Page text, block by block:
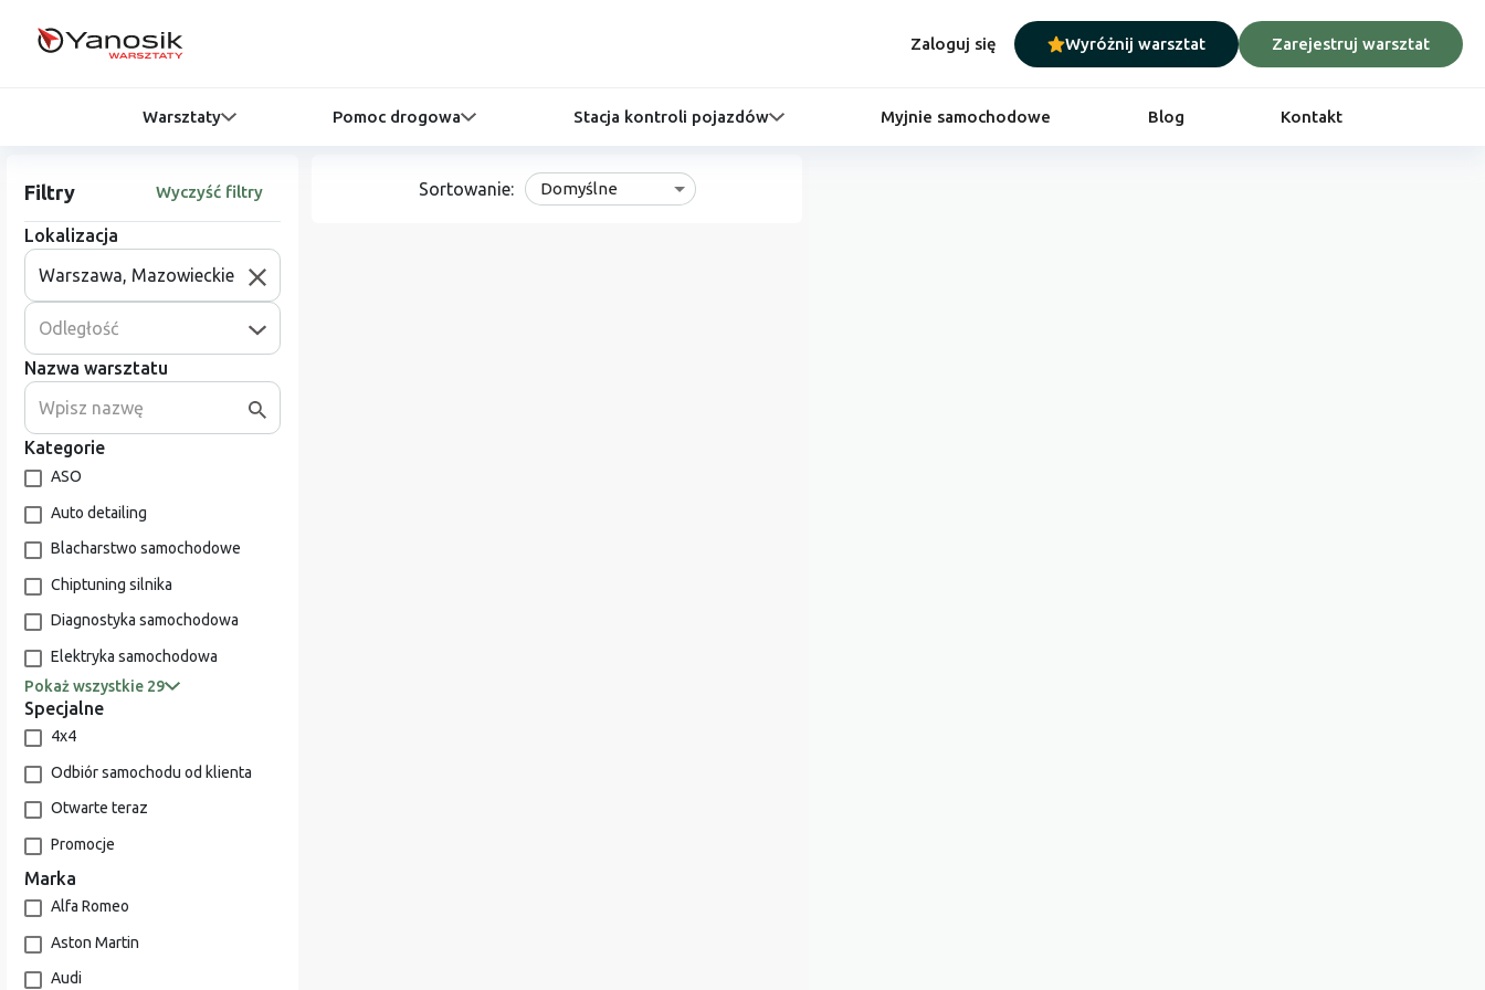
Zaloguj się Wyróżnij warsztat Zarejestruj warsztat
Warsztaty Pomoc drogowa Stacja kontroli pojazdów Myjnie samochodowe Blog Kontakt
Filtry Wyczyść filtry
Lokalizacja
Odległość
Nazwa warsztatu
Kategorie
ASO
Auto detailing
Blacharstwo samochodowe
Chiptuning silnika
Diagnostyka samochodowa
Elektryka samochodowa
Pokaż wszystkie 29
Specjalne
4x4
Odbiór samochodu od klienta
Otwarte teraz
Promocje
Marka
Alfa Romeo
Aston Martin
Audi
Sortowanie: Domyślne